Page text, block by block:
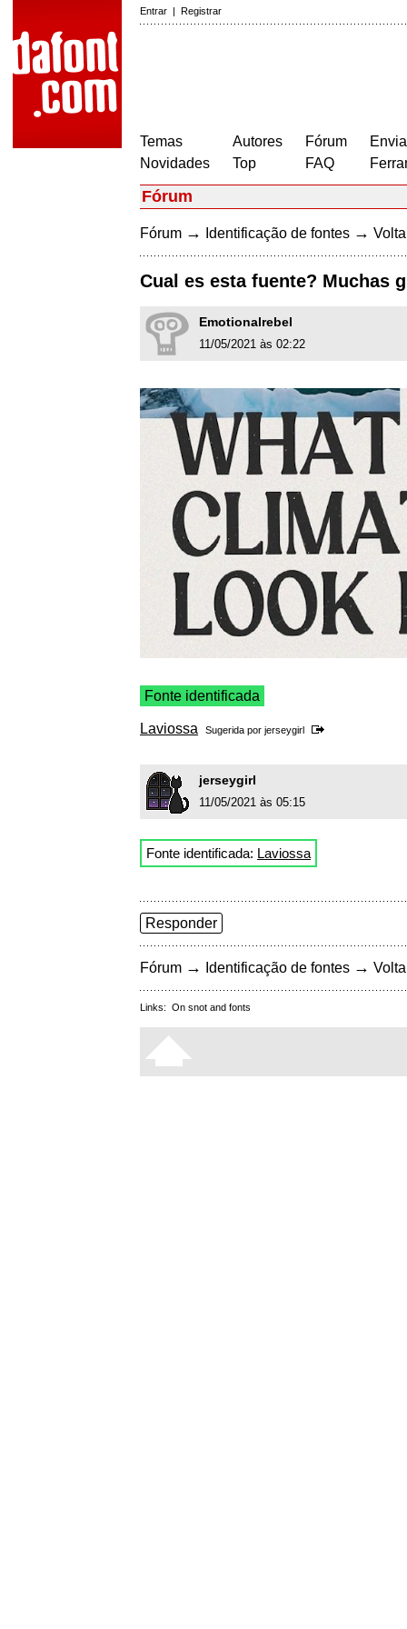
Entrar | Registrar
Temas
Novidades
Autores
Top
Fórum
FAQ
Fórum
Fórum → Identificação de fontes →
Cual es esta fuente? Muchas
Emotionalrebel
11/05/2021 às 02:22
Fonte identificada
Laviossa Sugerida por jerseygirl
jerseygirl
11/05/2021 às 05:15
Fonte identificada: Laviossa
Responder
Fórum → Identificação de fontes →
Links: On snot and fonts